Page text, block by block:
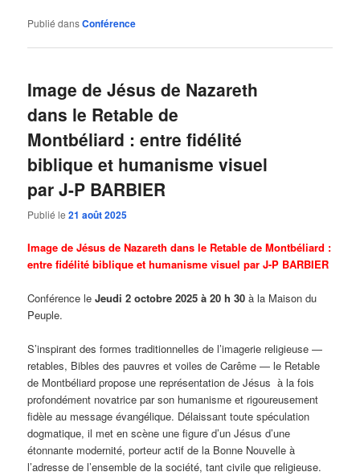
Publié dansConférence
Image de Jésus de Nazareth
dans le Retable de
Montbéliard : entre fidélité
biblique et humanisme visuel
par J-P BARBIER
Publié le21 août 2025
Image de Jésus de Nazareth dans le Retable de Montbéliard :
entre fidélité biblique et humanisme visuel par J-P BARBIER
Conférence leJeudi 2 octobre 2025 à 20 h 30à la Maison du
Peuple.
S’inspirant des formes traditionnelles de l’imagerie religieuse —
retables, Bibles des pauvres et voiles de Carême — le Retable
de Montbéliard propose une représentation de Jésus à la fois
profondément novatrice par son humanisme et rigoureusement
fidèle au message évangélique. Délaissant toute spéculation
dogmatique, il met en scène une figure d’un Jésus d’une
étonnante modernité, porteur actif de la Bonne Nouvelle à
l’adresse de l’ensemble de la société, tant civile que religieuse.